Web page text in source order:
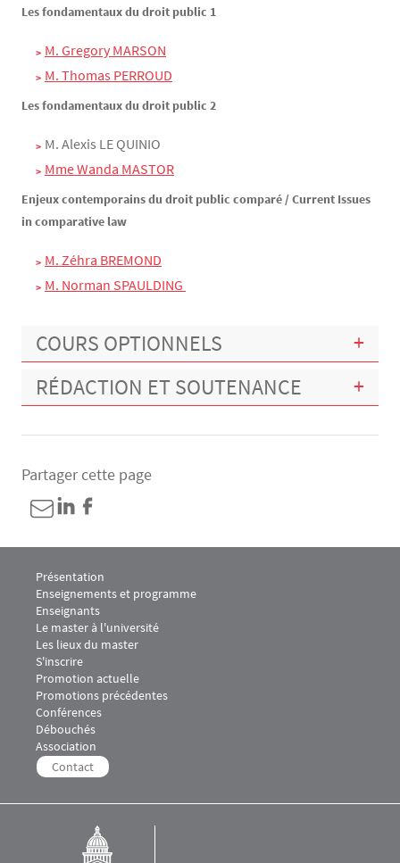
Les fondamentaux du droit public 1
M. Gregory MARSON
M. Thomas PERROUD
Les fondamentaux du droit public 2
M. Alexis LE QUINIO
Mme Wanda MASTOR
Enjeux contemporains du droit public comparé / Current Issues
in comparative law
M. Zéhra BREMOND
M. Norman SPAULDING
COURS OPTIONNELS
RÉDACTION ET SOUTENANCE
Partager cette page
Menu footer M2 Droit public comparé 1
Présentation
Enseignements et programme
Enseignants
Menu footer M2 Droit public comparé 2
Le master à l'université
Les lieux du master
S'inscrire
Menu footer M2 Droit public comparé 3
Promotion actuelle
Promotions précédentes
Menu footer M2 Droit public comparé 4
Conférences
Débouchés
Menu footer M2 Droit public comparé 5
Association
Contact